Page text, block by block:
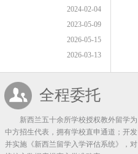
2024-02-04
2023-05-09
2026-05-15
2026-03-13
全程委托
新西兰五十余所学校授权教外留学为
中方招生代表，拥有学校直申通道；开发
并实施《新西兰留学入学评估系统》，对